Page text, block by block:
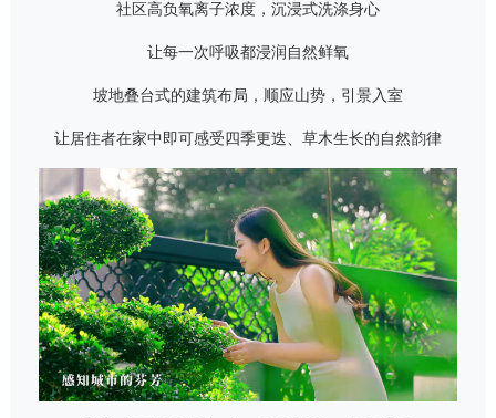
社区高负氧离子浓度，沉浸式洗涤身心
让每一次呼吸都浸润自然鲜氧
坡地叠台式的建筑布局，顺应山势，引景入室
让居住者在家中即可感受四季更迭、草木生长的自然韵律